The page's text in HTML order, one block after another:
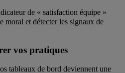
de « satisfaction équipe »
et détecter les signaux de
vos pratiques
tableaux de bord deviennent une